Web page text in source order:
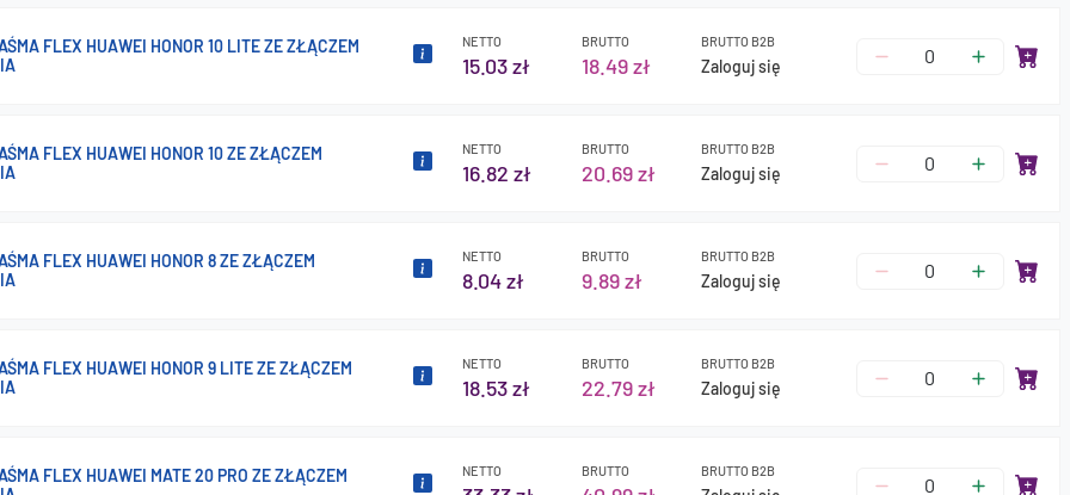
FLEX HUAWEI HONOR 10 LITE ZE ZŁĄCZEM
NETTO
15.03 zł
BRUTTO
18.49 zł
BRUTTO B2B
Zaloguj się
FLEX HUAWEI HONOR 10 ZE ZŁĄCZEM
NETTO
16.82 zł
BRUTTO
20.69 zł
BRUTTO B2B
Zaloguj się
FLEX HUAWEI HONOR 8 ZE ZŁĄCZEM
NETTO
8.04 zł
BRUTTO
9.89 zł
BRUTTO B2B
Zaloguj się
FLEX HUAWEI HONOR 9 LITE ZE ZŁĄCZEM
NETTO
18.53 zł
BRUTTO
22.79 zł
BRUTTO B2B
Zaloguj się
FLEX HUAWEI MATE 20 PRO ZE ZŁĄCZEM
NETTO BRUTTO BRUTTO B2B